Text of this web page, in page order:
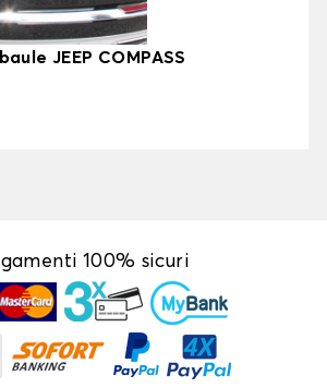
JEEP COMPASS
100% sicuri